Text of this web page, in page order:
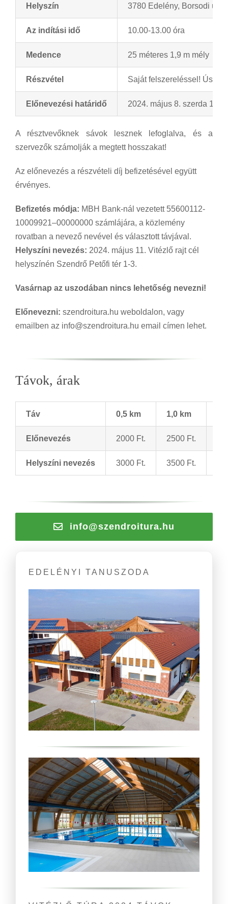
Helyszín 3780 Edelény, Borsodi út
Az indítási idő 10.00-13.00 óra
Medence 25 méteres 1,9 m mély
Részvétel Saját felszereléssel!
Előnevezési határidő 2024. május 8. szerda
A résztvevőknek sávok lesznek lefoglalva, és a
szervezők számolják a megtett hosszakat!
Az előnevezés a részvételi díj befizetésével együtt
érvényes.
Befizetés módja: MBH Bank-nál vezetett 55600112-
10009921–00000000 számlájára, a közlemény
rovatban a nevező nevével és választott távjával.
Helyszíni nevezés: 2024. május 11. Vitézlő rajt cél
helyszínén Szendrő Petőfi tér 1-3.
Vasárnap az uszodában nincs lehetőség nevezni!
Előnevezni: szendroitura.hu weboldalon, vagy
emailben az info@szendroitura.hu email címen lehet.
Távok, árak
Táv 0,5 km 1,0 km
Előnevezés 2000 Ft. 2500 Ft.
Helyszíni nevezés 3000 Ft. 3500 Ft.
info@szendroitura.hu
EDELÉNYI TANUSZODA